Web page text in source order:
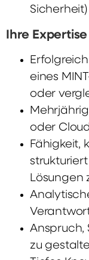
Sicherheit)
Ihre Expertise
eines
oder
oder
Fähigkeit,
Lösungen
Anspruch,
zu